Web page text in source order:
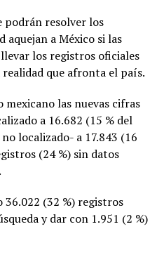
podrán resolver los
aquejan a México si las
los registros oficiales
que afronta el país.
mexicano las nuevas cifras
a 16.682 (15 % del
localizado- a 17.843 (16
(24 %) sin datos
36.022 (32 %) registros
y dar con 1.951 (2 %)